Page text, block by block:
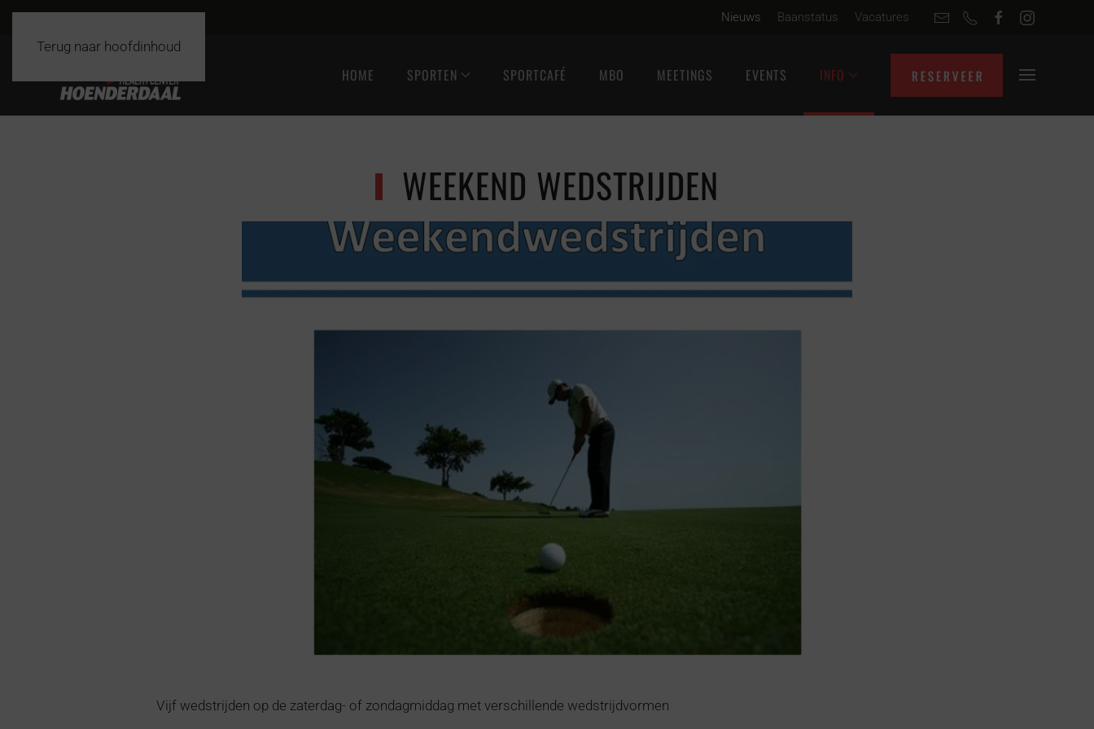
Terug naar hoofdinhoud
Nieuws Baanstatus Vacatures
HOME SPORTEN SPORTCAFÉ MBO MEETINGS EVENTS INFO
WEEKEND WEDSTRIJDEN
Vijf wedstrijden op de zaterdag- of zondagmiddag met verschillende wedstrijdvormen